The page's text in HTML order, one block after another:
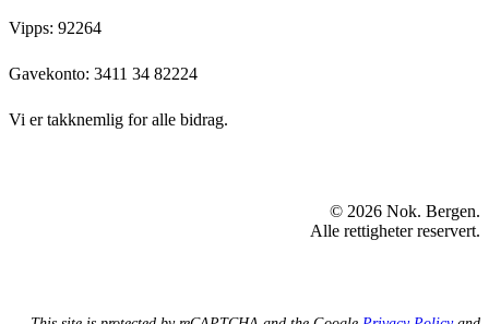
Vipps: 92264
Gavekonto: 3411 34 82224
Vi er takknemlig for alle bidrag.
© 2026 Nok. Bergen.
Alle rettigheter reservert.